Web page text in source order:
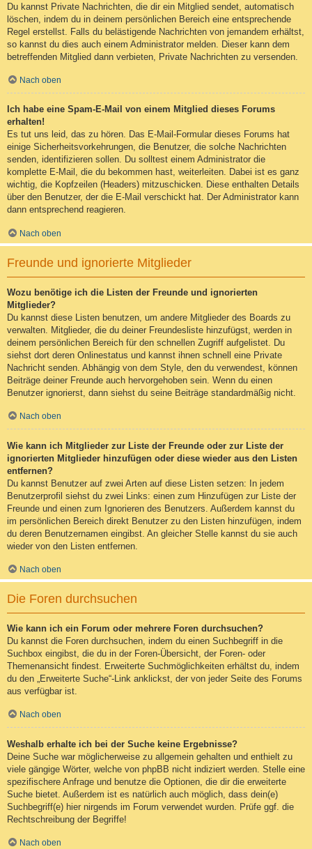
Du kannst Private Nachrichten, die dir ein Mitglied sendet, automatisch
löschen, indem du in deinem persönlichen Bereich eine entsprechende
Regel erstellst. Falls du belästigende Nachrichten von jemandem erhältst,
so kannst du dies auch einem Administrator melden. Dieser kann dem
betreffenden Mitglied dann verbieten, Private Nachrichten zu versenden.
Nach oben
Ich habe eine Spam-E-Mail von einem Mitglied dieses Forums
erhalten!
Es tut uns leid, das zu hören. Das E-Mail-Formular dieses Forums hat
einige Sicherheitsvorkehrungen, die Benutzer, die solche Nachrichten
senden, identifizieren sollen. Du solltest einem Administrator die
komplette E-Mail, die du bekommen hast, weiterleiten. Dabei ist es ganz
wichtig, die Kopfzeilen (Headers) mitzuschicken. Diese enthalten Details
über den Benutzer, der die E-Mail verschickt hat. Der Administrator kann
dann entsprechend reagieren.
Nach oben
Freunde und ignorierte Mitglieder
Wozu benötige ich die Listen der Freunde und ignorierten
Mitglieder?
Du kannst diese Listen benutzen, um andere Mitglieder des Boards zu
verwalten. Mitglieder, die du deiner Freundesliste hinzufügst, werden in
deinem persönlichen Bereich für den schnellen Zugriff aufgelistet. Du
siehst dort deren Onlinestatus und kannst ihnen schnell eine Private
Nachricht senden. Abhängig von dem Style, den du verwendest, können
Beiträge deiner Freunde auch hervorgehoben sein. Wenn du einen
Benutzer ignorierst, dann siehst du seine Beiträge standardmäßig nicht.
Nach oben
Wie kann ich Mitglieder zur Liste der Freunde oder zur Liste der
ignorierten Mitglieder hinzufügen oder diese wieder aus den Listen
entfernen?
Du kannst Benutzer auf zwei Arten auf diese Listen setzen: In jedem
Benutzerprofil siehst du zwei Links: einen zum Hinzufügen zur Liste der
Freunde und einen zum Ignorieren des Benutzers. Außerdem kannst du
im persönlichen Bereich direkt Benutzer zu den Listen hinzufügen, indem
du deren Benutzernamen eingibst. An gleicher Stelle kannst du sie auch
wieder von den Listen entfernen.
Nach oben
Die Foren durchsuchen
Wie kann ich ein Forum oder mehrere Foren durchsuchen?
Du kannst die Foren durchsuchen, indem du einen Suchbegriff in die
Suchbox eingibst, die du in der Foren-Übersicht, der Foren- oder
Themenansicht findest. Erweiterte Suchmöglichkeiten erhältst du, indem
du den „Erweiterte Suche“-Link anklickst, der von jeder Seite des Forums
aus verfügbar ist.
Nach oben
Weshalb erhalte ich bei der Suche keine Ergebnisse?
Deine Suche war möglicherweise zu allgemein gehalten und enthielt zu
viele gängige Wörter, welche von phpBB nicht indiziert werden. Stelle eine
spezifischere Anfrage und benutze die Optionen, die dir die erweiterte
Suche bietet. Außerdem ist es natürlich auch möglich, dass dein(e)
Suchbegriff(e) hier nirgends im Forum verwendet wurden. Prüfe ggf. die
Rechtschreibung der Begriffe!
Nach oben